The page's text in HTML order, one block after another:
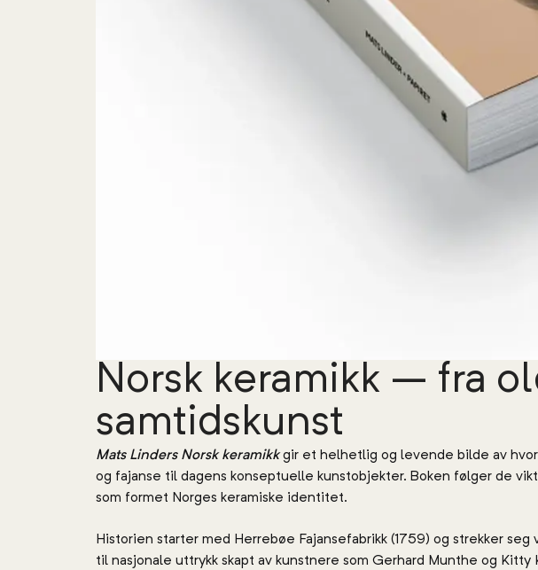
Norsk keramikk – fra
samtidskunst
Mats Linders Norsk keramikkgir et helhetlig og levende bilde av
og fajanse til dagens konseptuelle kunstobjekter. Boken følger de
som formet Norges keramiske identitet.
Historien starter med Herrebøe Fajansefabrikk (1759) og strekker
til nasjonale uttrykk skapt av kunstnere som Gerhard Munthe og Kitty